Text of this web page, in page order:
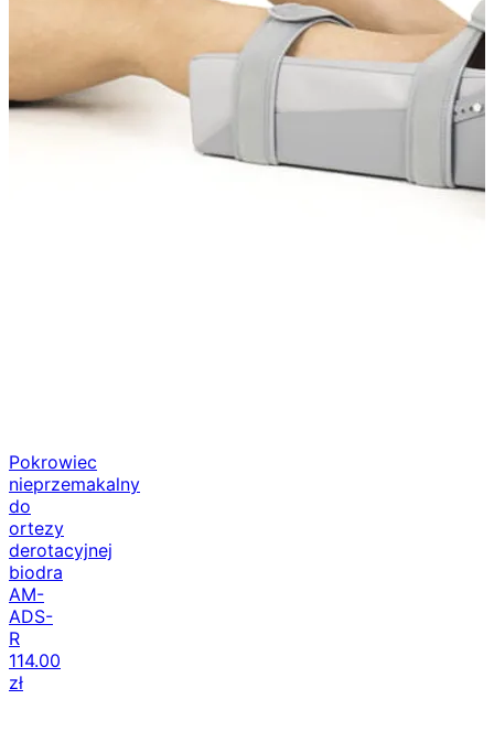
Pokrowiec
nieprzemakalny
do
ortezy
derotacyjnej
biodra
AM-
ADS-
R
114.00
zł